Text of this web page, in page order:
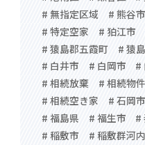
# 無指定区域
# 熊谷市
# 特定空家
# 狛江市
# 猿島郡五霞町
# 猿
# 白井市
# 白岡市 #
# 相続放棄
# 相続物件
# 相続空き家
# 石岡市
# 福島県
# 福生市 #
# 稲敷市
# 稲敷群河